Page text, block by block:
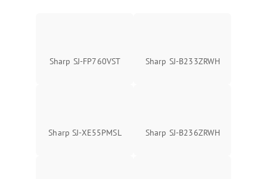
Sharp SJ-FP760VST Sharp SJ-B233ZRWH
Sharp SJ-XE55PMSL Sharp SJ-B236ZRWH